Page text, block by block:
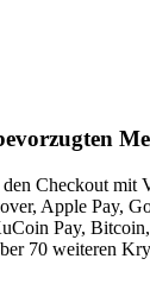
Checkout mit
Apple Pay,
Pay,
70 weiteren